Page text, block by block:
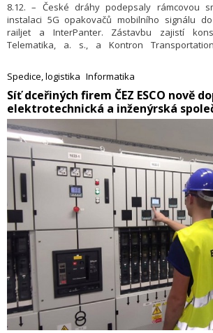
8.12. – České dráhy podepsaly rámcovou
instalaci 5G opakovačů mobilního signálu
railjet a InterPanter. Zástavbu zajistí
Telematika, a. s., a Kontron
vyjde na 132 milionů korun bez DPH. České
technologické modernizace využijí
dotačního titulu Českého telekomunikač­ního
Spedice, logistika Informatika
​Síť dceřiných firem ČEZ ESCO nově
elektrotechnická a inženýrská